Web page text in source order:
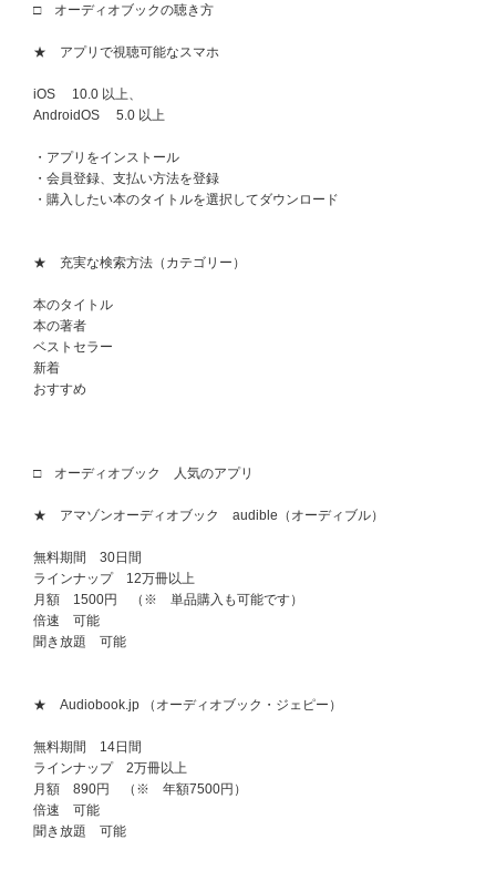
□ オーディオブックの聴き方
★ アプリで視聴可能なスマホ
iOS 10.0 以上、
AndroidOS 5.0 以上
・アプリをインストール
・会員登録、支払い方法を登録
・購入したい本のタイトルを選択してダウンロード
★ 充実な検索方法（カテゴリー）
本のタイトル
本の著者
ベストセラー
新着
おすすめ
□ オーディオブック 人気のアプリ
★ アマゾンオーディオブック audible（オーディブル）
無料期間 30日間
ラインナップ 12万冊以上
月額 1500円 （※ 単品購入も可能です）
倍速 可能
聞き放題 可能
★ Audiobook.jp （オーディオブック・ジェピー）
無料期間 14日間
ラインナップ 2万冊以上
月額 890円 （※ 年額7500円）
倍速 可能
聞き放題 可能